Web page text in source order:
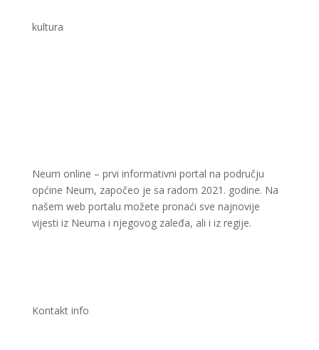
kultura
Neum online – prvi informativni portal na području
općine Neum, započeo je sa radom 2021. godine. Na
našem web portalu možete pronaći sve najnovije
vijesti iz Neuma i njegovog zaleđa, ali i iz regije.
Kontakt info